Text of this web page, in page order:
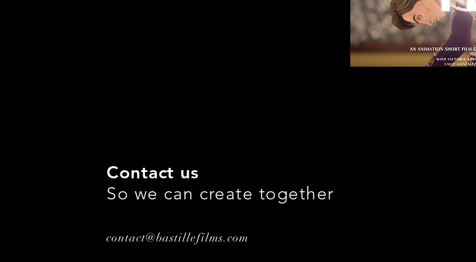
Contact us
So we can create together
contact@bastillefilms.com